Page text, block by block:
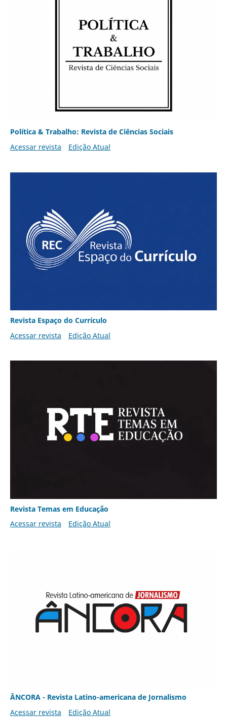
Política & Trabalho: Revista de Ciências Sociais
Acessar revista
Edição Atual
Revista Espaço do Currículo
Acessar revista
Edição Atual
Revista Temas em Educação
Acessar revista
Edição Atual
ÂNCORA - Revista Latino-americana de Jornalismo
Acessar revista
Edição Atual